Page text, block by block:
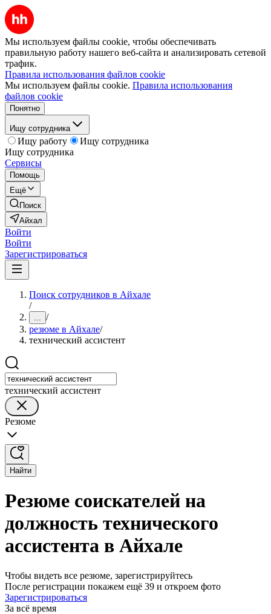
Мы используем файлы cookie, чтобы обеспечивать
правильную работу нашего веб-сайта и анализировать сетевой
трафик.
Правила использования файлов cookie
Мы используем файлы cookie. Правила использования
файлов cookie
Понятно
Ищу сотрудника
Ищу работу
Ищу сотрудника
Ищу сотрудника
Сервисы
Помощь
Ещё
Поиск
Айхал
Войти
Войти
Зарегистрироваться
Поиск сотрудников в Айхале
/
... /
резюме в Айхале/
технический ассистент
технический ассистент
Резюме
Найти
Резюме соискателей на
должность технического
ассистента в Айхале
Чтобы видеть все резюме, зарегистрируйтесь
После регистрации покажем ещё 39 и откроем фото
Зарегистрироваться
За всё время